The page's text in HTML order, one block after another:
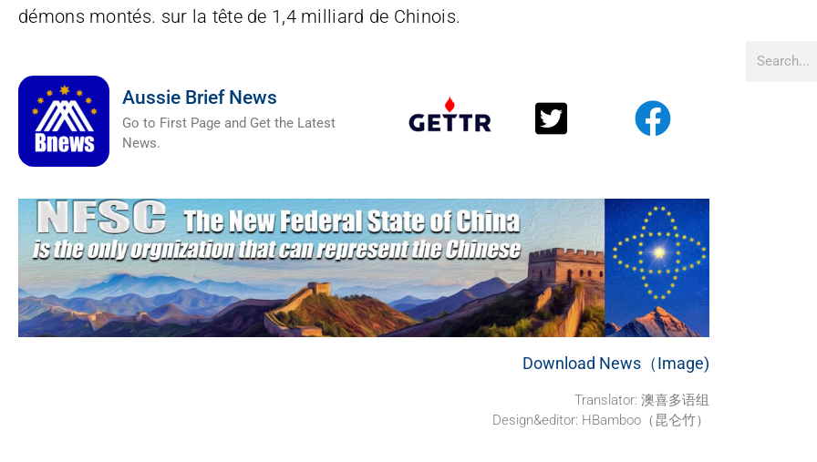
démons montés. sur la tête de 1,4 milliard de Chinois.
Aussie Brief News
Go to First Page and Get the Latest
News.
Download News（Image)
Translator: 澳喜多语组
Design&editor: HBamboo（昆仑竹）